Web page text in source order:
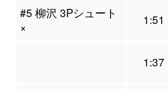
#5 柳沢 3Pシュート
×
1:51
1:37